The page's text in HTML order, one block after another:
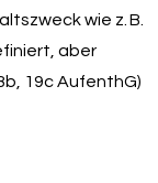
wie z. B.
aber
19c AufenthG)